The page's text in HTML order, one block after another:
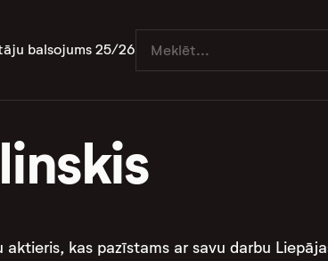
balsojums 25/26
kas pazīstams ar savu darbu